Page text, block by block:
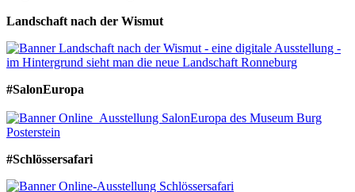
Landschaft nach der Wismut
#SalonEuropa
#Schlössersafari